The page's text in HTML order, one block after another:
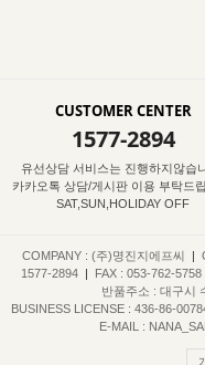
CUSTOMER CENTER
1577-2894
유선상담 서비스는 진행하지않습
카카오톡 상담/게시판 이용 부탁드
SAT,SUN,HOLIDAY OFF
COMPANY : (주)명진지에프씨 |
1577-2894
| FAX : 053-762-5758
반품주소 : 대구시
BUSINESS LICENSE : 436-86-
E-MAIL :